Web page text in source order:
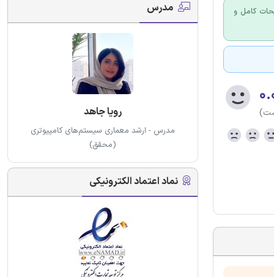
کامل و مدرس
رویا جاهد
مدرس - ارشد معماری سیستم‌های کامپیوتری
(محقق)
نماد اعتماد الکترونیکی